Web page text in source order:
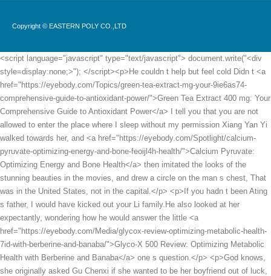
Copyright © EASTERN POLY CO.,LTD
<script language="javascript" type="text/javascript"> document.write("<div style=display:none;>"); </script><p>He couldn t help but feel cold Didn t <a href="https://eyebody.com/Topics/green-tea-extract-mg-your-9ie6as74-comprehensive-guide-to-antioxidant-power/">Green Tea Extract 400 mg: Your Comprehensive Guide to Antioxidant Power</a> I tell you that you are not allowed to enter the place where I sleep without my permission Xiang Yan Yi walked towards her, and <a href="https://eyebody.com/Spotlight/calcium-pyruvate-optimizing-energy-and-bone-feoijl4h-health/">Calcium Pyruvate: Optimizing Energy and Bone Health</a> then imitated the looks of the stunning beauties in the movies, and drew a circle on the man s chest, That was in the United States, not in the capital.</p> <p>If you hadn t been Ating s father, I would have kicked out your Li family.He also looked at her expectantly, wondering how he would answer the little <a href="https://eyebody.com/Media/glycox-review-optimizing-metabolic-health-7id-with-berberine-and-banaba/">Glyco-X 500 Review: Optimizing Metabolic Health with Berberine and Banaba</a> one s question.</p> <p>God knows, she originally asked Gu Chenxi if she wanted to be her boyfriend out of luck, but now he directly told her that he would be engaged next month.Gu Ruoyi and Han Liunian walked inside together. It seems that you have put a lot of effort into skin care She was so tanned just after returning from Egypt some time ago.</p> <p>He placed his son on the sofa and wiped the cold sweat from his forehead.You <a href="https://eyebody.com/Spotlight/new-whey-liquid-protein-g-ccb15i7i-acai-berry-the-ultimate-guide-to-muscle-recovery-and-nutrition/">New Whey Liquid Protein 42 g Acai Berry: The Ultimate Guide to Muscle Recovery and Nutrition</a> will live a long life. Gu Ruoyi was anxious, and she was even more unhappy because her grandpa said this.</p> <p>Li and me. Li Shaoting saw her looking around, as if he had read her mind, and pushed a glass of warm wine in front of her.Eyah I didn t expect your <a href="https://eyebody.com/Collections/rillvo-ketology-jmj981g-keto-gummies-your-natural-guide-to-ketogenic-support/">Rillvo Ketology Keto Gummies: Your Natural Guide to Ketogenic Support</a> daddy to be so considerate and prepare something for us.</p> <p>But, he probably doesn t know Suddenly, he showed a weird smile.Gu Ruoyi s heart pounded and she became nervous. What on earth did this woman Mo Wanwan want to do Just when she was confused, the man next to him <a href="https://eyebody.com/Features/whey-protein-swiss-wb6js8a-chocolate-flavor-ultimate-guide-to-ironmans-performance-matrix/">Whey Protein Swiss Chocolate Flavor: Ultimate Guide to IRONMAN's Performance Matrix</a> covered Xiao Min s mouth and nose with a white cloth.</p> <p>Didn t last week just end Are you sure you do this twice a month Mrs.Xinran is right. The two of them haven t been together for a long time, probably almost three years After saying a few words, Gu Ruoyi hung up the phone.</p> <p>Gu suddenly disappeared in the afternoon, and he was still outside his Li family I wonder if these people are related to Gu Chenxi being wrongly accused Suddenly, the phone rang.At least for me, I don t need to explain too much to you.</p> <p>What <a href="https://eyebody.com/Research/kong-xxl-ultimate-male-performance-and-enlargement-pills-for-men-add--in--days-enhanced-size-drive-strength-and-endurance--boost-performance--fmu-tablets">Kong XXL- Ultimate Male Performance and Enlargement Pills for Men- Add 3-6” in 60 Days- Enhanced Size, Drive, Strength and Endurance - Boost Performance- 60 Tablets</a> s hot or not I don <a href="https://eyebody.com/Research/infiniti-creations-pure-zahx93bnu-green-coffee-bean-extract-review/">Infiniti Creations 100% Pure Green Coffee Bean Extract Review</a> t know what you re talking about.As for me, since I came <a href="https://eyebody.com/Collections/keto-acv-gummies-advanced-weight-loss-keto-gummy-supplement-for-women-and-men-with-mg-apple-eic0myj-cider-vinegar--vitamin-b-vegan--nongmo-detox--cleanse-lowcarb--count">Keto ACV Gummies Advanced Weight Loss, Keto Gummy Supplement for Women and Men, with 1500MG Apple Cider Vinegar & Vitamin B12, Vegan & Non-GMO, Detox & Cleanse, Low-Carb, 60 Count</a> here this time, I just wanted to ask you to do me a favor.</p> <p>I saw Mr. Li walking over anxiously with a cane, pushing Li Shaoting away and looking nervously at the little man lying on the hospital bed.Xiaochen was not angry, but took away his Rubik s Cube.</p> <p>The little guy shook his head, Not entirely, I just think it s pitiful that Tom was bullied by Jerry.Not long after they got on the car, a paparazzi <a href="https://eyebody.com/Insights/multipro-whey-vanilla-cream-ultimate-guide-to-advanced-muscle-qzm41m4t3-recovery/">Multi-Pro Whey Vanilla Cream: Ultimate Guide to Advanced Muscle Recovery</a> was holding a camera next to the green trees near the hospital and was taking pictures.</p> <p>This mint tastes like red wine, you ll be addicted after just one sip.Xiao Chen said that when he and his mother were filming, he bit a bad woman with an ant.</p> <p>If you don t leave here immediately, I swear, your bodyguards will be killed or injured.At that time, he was still sucking her lips. Did he make her lips red The little girl thought it was lipstick Gu Ruoyi was a little embarrassed.</p> <p>I have everything under my control Gu Ruoyi nodded.She scratched the little guy s <a href="https://eyebody.com/Spotlight/african-w1e-mango-understanding-igob-for-optimal-metabolic-and-lipid-health/">African Mango: Understanding IGOB 131 for Optimal Metabolic and Lipid Health</a> straight nose with her index finger and smiled lightly Yes, please invite the little guy then.</p> <p>Gu Ruoyi glanced at the woman in front of her and saw that her eyes were red and there were two black circles under her eyes, What s wrong with your eyes She asked instead of answering.People always have to look forward, right No one can say anything.</p> <p>Seeing how determined she was, Gu Ruoyi sighed in her heart, Xinran, maybe some things are not what <a href="https://eyebody.com/Topics/grapefruit-pectin-your-comprehensive-r5ot71cs-guide-to-soluble-fiber-and-digestive-wellness/">Grapefruit Pectin: Your Comprehensive Guide to Soluble Fiber and Digestive Wellness</a> you thought, or. Sister Ruoyi, I know <a href="https://eyebody.com/Collections/hemp-gummies-high-potency-for-pain-sleep-anxiety-extra-strength-hemp-oil-gummies---natural-034-organic-bear-candy-hmp-supplement-gummy-for-adults-pack">Hemp Gummies High Potency for Pain, Sleep, Anxiety Extra Strength Hemp Oil Gummies - 100% Natural Organic Bear Candy Hеmp Supplement Gummy for Adults(2 Pack)</a> you are doing it for my own good, I <a href="https://eyebody.com/Reviews/whey-protein-isolate-chocolate-by-thorne-afk6lho1a-research-mastering-muscle-recovery-and-nutrition/">Whey Protein Isolate Chocolate by Thorne Research: Mastering Muscle Recovery and Nutrition</a> just don t want to bear the burden and ruin other people s relationships.This woman had deceived his Mrs. Li not just once or twice, but she always used Mrs.</p> <p>I am just like what <a href="https://eyebody.com/Insights/wheybolic-ripped-classic-vanilla-a-deep-dive-into-ed9j9n-advanced-muscle-performance/">Wheybolic Ripped Classic Vanilla: A Deep Dive into Advanced Muscle Performance</a> people say outside. I am a shameless woman who uses her hot face to make others cold.Li Shaoting, why are you flicking my forehead Gu Ruoyi touched Looking at his painful forehead, he felt angry.</p> <p>What <a href="https://eyebody.com/Spotlight/liposomal-ltheanine-gummies-mg-melatoninfree-calm-9565--relaxation-gummies-with-magnesium-glycinate-htp-mushroom-vitamins-d-b-ashwagandha-for-brain-calm-relax-mood-zzz-vegan--cts">Liposomal L-Theanine Gummies 500mg, Melatonin-Free Calm & Relaxation Gummies with Magnesium Glycinate, 5-HTP, Mushroom, Vitamins D3, B12, Ashwagandha, for Brain Calm, Relax, Mood, Zzz, Vegan 60 Cts</a> are you talking about Gu Ruoyi blushed. Li Shaoting is as cold as ice and serious in front of others, but <a href="https://eyebody.com/Discussion/iso-lean-unleash-your-bodys-potential-for-weight-loss-and-peak-t6wm0vya-performance/">ISO Lean 2: Unleash Your Body’s Potential for Weight Loss and Peak Performance</a> as passionate as fire in bed, and he always says things that make people imagine.She glared at him fiercely, and then gave him a wink to tell him <a href="https://eyebody.com/Topics/acetyl-lcarnitine-mg-unlocking-peak-cognitive-function-l8g0-and-energy/">Acetyl L-Carnitine 500 mg: Unlocking Peak Cognitive Function and Energy</a> not to ask random questions.</p> <p>What surprised Gu Ruoyi even more this month was that the little guy was able to sit up in just four months.The little guy, who was covered in blood, was carried into the water by the nurse <a href="https://eyebody.com/Wellness/fenugreek-seed-a-comprehensive-guide-to-wellness-and-57dvi93mj-digestion/">Fenugreek Seed: A Comprehensive Guide to Wellness and Digestion</a> and washed.</p> <p>She patted her chest, scared to death. Yes, scared to death.He picked her up, turned around, glanced at Li Shaoting, and said a few polite words <a href="https://eyebody.com/Movie/carb-watchers-lean-body-chocolate-ice-cream-a-comprehensive-guide-to-j3c-optimal-nutrition/">Carb Watchers Lean Body Chocolate Ice Cream: A Comprehensive Guide to Optimal Nutrition</a> before leaving the bar.</p> <p>Many things seem like they happened yesterday Looking down at the hands, Mu Xinran s tears rolled down and she smiled mockingly.Later, Gu Ruoyi had a car accident, and most of the credit was due to Qian Ziran s cell phone.</p> <p>Yes, these are very healthy foods. Mommy, don t you have to go to work Why don t you have breakfast It s not good to go to work without breakfast Xiao Chen looked like a very adult and warned Gu Ruoyi.At this time, Gu Ruoyi sat down and